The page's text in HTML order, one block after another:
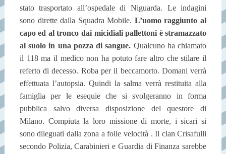
stato trasportato all’ospedale di Niguarda. Le indagini
sono dirette dalla Squadra Mobile. L’uomo raggiunto al
capo ed al tronco dai micidiali pallettoni è stramazzato
al suolo in una pozza di sangue. Qualcuno ha chiamato
il 118 ma il medico non ha potuto fare altro che stilare il
referto di decesso. Roba per il beccamorto. Domani verrà
effettuata l’autopsia. Quindi la salma verrà restituita alla
famiglia per le esequie che si svolgeranno in forma
pubblica salvo diversa disposizione del questore di
Milano. Compiuta la loro missione di morte, i sicari si
sono dileguati dalla zona a folle velocità . Il clan Crisafulli
secondo Polizia, Carabinieri e Guardia di Finanza sarebbe